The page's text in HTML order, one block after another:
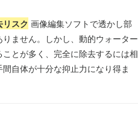
スク 画像編集ソフトで透かし部
ません。しかし、動的ウォーター
とが多く、完全に除去するには相
自体が十分な抑止力になり得ま